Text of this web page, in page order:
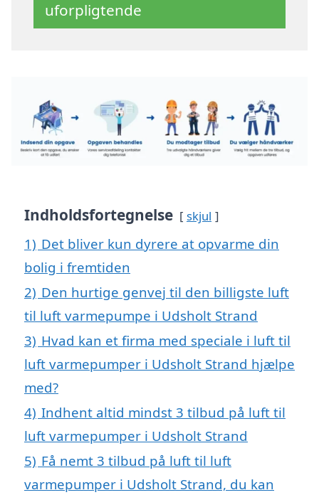
uforpligtende
Indholdsfortegnelse skjul
1) Det bliver kun dyrere at opvarme din
bolig i fremtiden
2) Den hurtige genvej til den billigste luft
til luft varmepumpe i Udsholt Strand
3) Hvad kan et firma med speciale i luft til
luft varmepumper i Udsholt Strand hjælpe
med?
4) Indhent altid mindst 3 tilbud på luft til
luft varmepumper i Udsholt Strand
5) Få nemt 3 tilbud på luft til luft
varmepumper i Udsholt Strand, du kan